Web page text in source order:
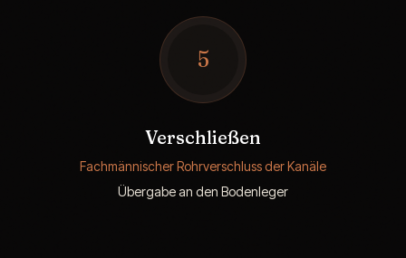
5
Verschließen
Fachmännischer Rohrverschluss der Kanäle
Übergabe an den Bodenleger